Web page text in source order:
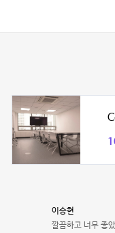
이승현
깔끔하고 너무 좋